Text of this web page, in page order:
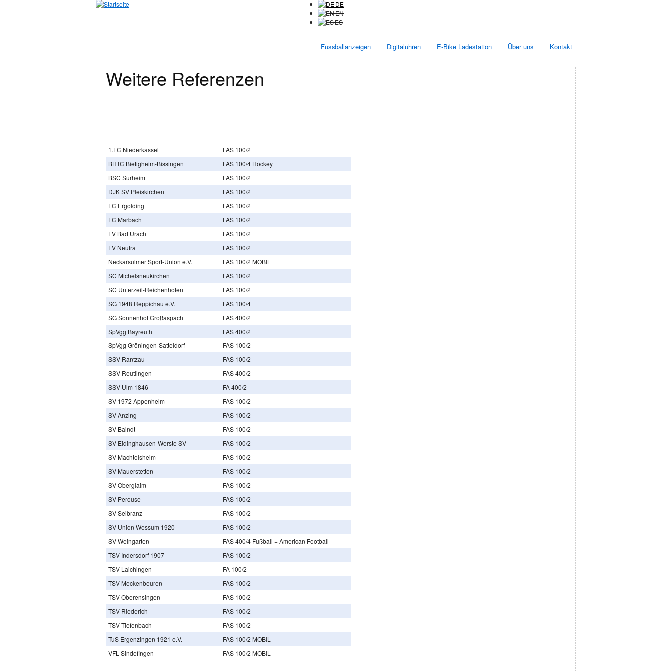
DE
EN
ES
Fussballanzeigen Digitaluhren E-Bike Ladestation Über uns Kontakt
Weitere Referenzen
1.FC Niederkassel
FAS 100/2
BHTC Bietigheim-Bissingen
FAS 100/4 Hockey
BSC Surheim
FAS 100/2
DJK SV Pleiskirchen
FAS 100/2
FC Ergolding
FAS 100/2
FC Marbach
FAS 100/2
FV Bad Urach
FAS 100/2
FV Neufra
FAS 100/2
Neckarsulmer Sport-Union e.V.
FAS 100/2 MOBIL
SC Michelsneukirchen
FAS 100/2
SC Unterzeil-Reichenhofen
FAS 100/2
SG 1948 Reppichau e.V.
FAS 100/4
SG Sonnenhof Großaspach
FAS 400/2
SpVgg Bayreuth
FAS 400/2
SpVgg Gröningen-Satteldorf
FAS 100/2
SSV Rantzau
FAS 100/2
SSV Reutlingen
FAS 400/2
SSV Ulm 1846
FA 400/2
SV 1972 Appenheim
FAS 100/2
SV Anzing
FAS 100/2
SV Baindt
FAS 100/2
SV Eidinghausen-Werste SV
FAS 100/2
SV Machtolsheim
FAS 100/2
SV Mauerstetten
FAS 100/2
SV Oberglaim
FAS 100/2
SV Perouse
FAS 100/2
SV Seibranz
FAS 100/2
SV Union Wessum 1920
FAS 100/2
SV Weingarten
FAS 400/4 Fußball + American Football
TSV Indersdorf 1907
FAS 100/2
TSV Laichingen
FA 100/2
TSV Meckenbeuren
FAS 100/2
TSV Oberensingen
FAS 100/2
TSV Riederich
FAS 100/2
TSV Tiefenbach
FAS 100/2
TuS Ergenzingen 1921 e.V.
FAS 100/2 MOBIL
VFL Sindefingen
FAS 100/2 MOBIL